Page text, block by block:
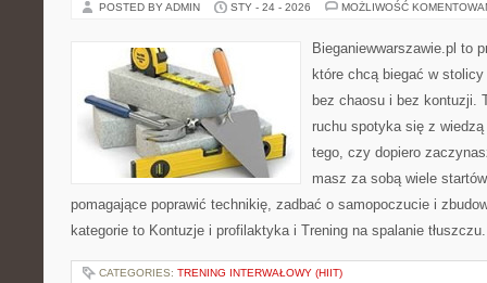
POSTED BY ADMIN STY - 24 - 2026 MOŻLIWOŚĆ
Bieganiewwarszawie.pl to
które chcą biegać w
bez chaosu i bez kontuzji.
ruchu spotyka się z
tego, czy dopiero
masz za sobą wiele
pomagające poprawić technikię, zadbać o samopoczucie i
kategorie to Kontuzje i profilaktyka i Trening na spalanie
CATEGORIES: TRENING INTERWAŁOWY (HIIT)